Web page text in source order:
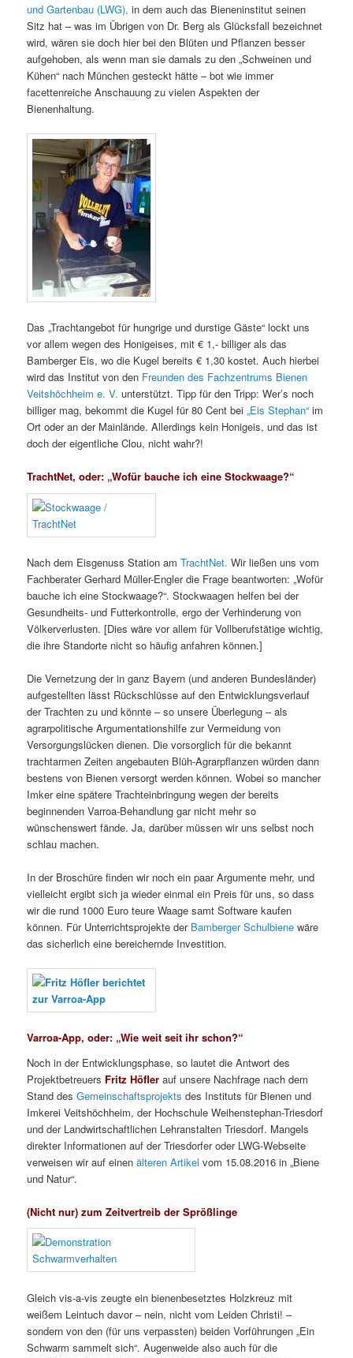
und Gartenbau (LWG), in dem auch das Bieneninstitut seinen
Sitz hat – was im Übrigen von Dr. Berg als Glücksfall bezeichnet
wird, wären sie doch hier bei den Blüten und Pflanzen besser
aufgehoben, als wenn man sie damals zu den „Schweinen und
Kühen“ nach München gesteckt hätte – bot wie immer
facettenreiche Anschauung zu vielen Aspekten der
Bienenhaltung.
Das „Trachtangebot für hungrige und durstige Gäste“ lockt uns
vor allem wegen des Honigeises, mit € 1,- billiger als das
Bamberger Eis, wo die Kugel bereits € 1,30 kostet. Auch hierbei
wird das Institut von den Freunden des Fachzentrums Bienen
Veitshöchheim e. V. unterstützt. Tipp für den Tripp: Wer’s noch
billiger mag, bekommt die Kugel für 80 Cent bei„Eis Stephan“ im
Ort oder an der Mainlände. Allerdings kein Honigeis, und das ist
doch der eigentliche Clou, nicht wahr?!
TrachtNet, oder: „Wofür bauche ich eine Stockwaage?“
Nach dem Eisgenuss Station amTrachtNet. Wir ließen uns vom
Fachberater Gerhard Müller-Engler die Frage beantworten: „Wofür
bauche ich eine Stockwaage?“. Stockwaagen helfen bei der
Gesundheits- und Futterkontrolle, ergo der Verhinderung von
Völkerverlusten. [Dies wäre vor allem für Vollberufstätige wichtig,
die ihre Standorte nicht so häufig anfahren können.]
Die Vernetzung der in ganz Bayern (und anderen Bundesländer)
aufgestellten lässt Rückschlüsse auf den Entwicklungsverlauf
der Trachten zu und könnte – so unsere Überlegung – als
agrarpolitische Argumentationshilfe zur Vermeidung von
Versorgungslücken dienen. Die vorsorglich für die bekannt
trachtarmen Zeiten angebauten Blüh-Agrarpflanzen würden dann
bestens von Bienen versorgt werden können. Wobei so mancher
Imker eine spätere Trachteinbringung wegen der bereits
beginnenden Varroa-Behandlung gar nicht mehr so
wünschenswert fände. Ja, darüber müssen wir uns selbst noch
schlau machen.
In der Broschüre finden wir noch ein paar Argumente mehr, und
vielleicht ergibt sich ja wieder einmal ein Preis für uns, so dass
wir die rund 1000 Euro teure Waage samt Software kaufen
können. Für Unterrichtsprojekte der Bamberger Schulbiene wäre
das sicherlich eine bereichernde Investition.
Varroa-App, oder: „Wie weit seit ihr schon?“
Noch in der Entwicklungsphase, so lautet die Antwort des
Projektbetreuers Fritz Höfler auf unsere Nachfrage nach dem
Stand desGemeinschaftsprojekts des Instituts für Bienen und
Imkerei Veitshöchheim, der Hochschule Weihenstephan-Triesdorf
und der Landwirtschaftlichen Lehranstalten Triesdorf. Mangels
direkter Informationen auf der Triesdorfer oder LWG-Webseite
verweisen wir auf einenälteren Artikel vom 15.08.2016 in „Biene
und Natur“.
(Nicht nur) zum Zeitvertreib der Sprößlinge
Gleich vis-a-vis zeugte ein bienenbesetztes Holzkreuz mit
weißem Leintuch davor – nein, nicht vom Leiden Christi! –
sondern von den (für uns verpassten) beiden Vorführungen „Ein
Schwarm sammelt sich“. Augenweide also auch für die